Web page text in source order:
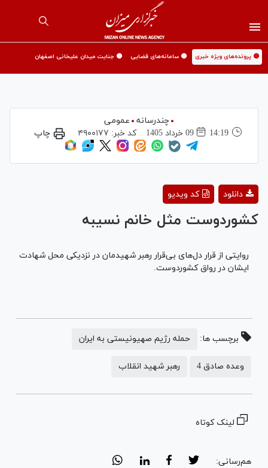
🟡 پرونده‌های ویژه خبری 🟡 سامانه‌های قضایی 🟡 جنایت میدان علیخانی اصفهان
چندرسانه
عمومی
14:19
09 خرداد 1405 کد خبر: ۴۹۰۰۱۷۷ چاپ
Video
کد ویدیو دانلود
کشوردوست مثل خانم نسیبه
روایتی از قرار دل‌های بی‌قرار رهبر شهیدمان در نزدیکی محل شهادت
ایشان در رواق کشوردوست.
برچسب ها: حمله رژیم صهیونیستی به ایران
وعده صادق 4 رهبر شهید انقلاب
لینک کوتاه
هم‌رسانی: